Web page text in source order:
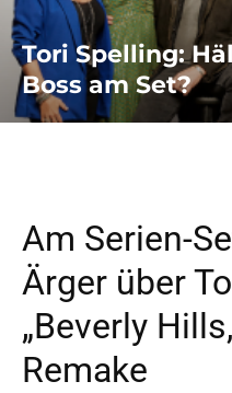
Tori Spelling:
Boss am Set?
Am Serien-
Ärger über
„Beverly
Remake